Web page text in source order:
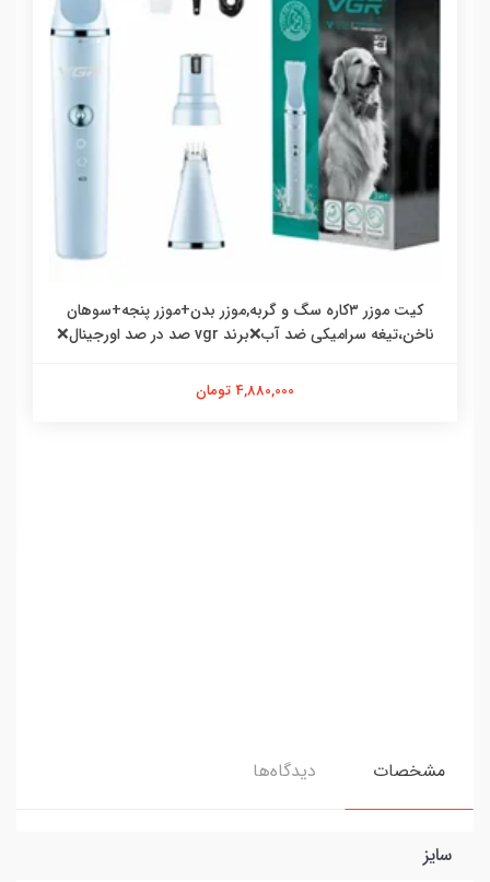
کیت موزر ۳کاره سگ و گربه,موزر بدن+موزر پنجه+سوهان
ناخن،تیغه سرامیکی ضد آب❌برند vgr صد در صد اورجینال❌
4,880,000 تومان
مشخصات دیدگاه‌ها
سایز